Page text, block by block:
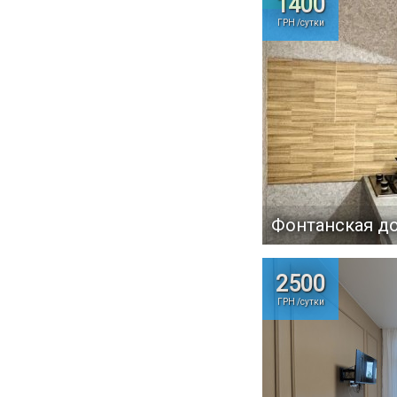
ГРН /сутки
Фонтанская
2500
ГРН /сутки